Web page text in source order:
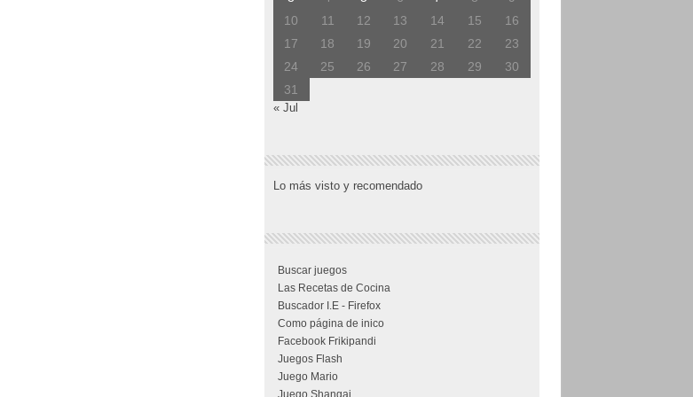
10
11 12 13 14 15
16
17
18 19 20 21 22
23
24
25 26 27 28 29
30
31
« Jul
Lo más visto y recomendado
Buscar juegos
Las Recetas de Cocina
Buscador I.E - Firefox
Como página de inico
Facebook Frikipandi
Juegos Flash
Juego Mario
Juego Shangai